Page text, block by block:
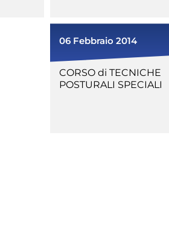
06 Febbraio 2014
CORSO di TECNICHE
POSTURALI SPECIALI